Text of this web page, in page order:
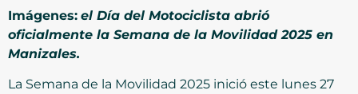
Imágenes: el Día del Motociclista abrió
oficialmente la Semana de la Movilidad 2025 en
Manizales.
La Semana de la Movilidad 2025 inició este lunes 27